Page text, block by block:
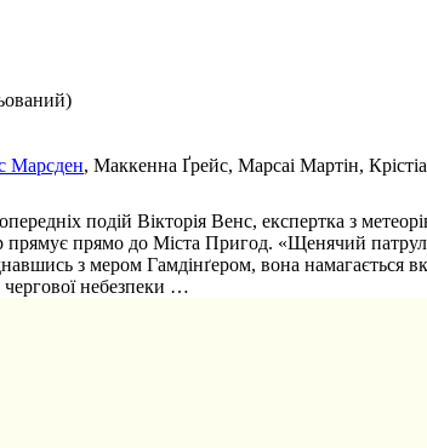
Марсден, Маккенна Ґрейс, Марсаі Мартін,
подій Вікторія Венс, експертка з
прямує прямо до Міста Пригод. «Щенячий
з мером Гамдінґером, вона намагається
чергової небезпеки …